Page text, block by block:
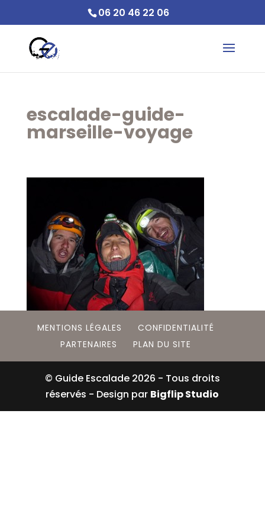
06 20 46 22 06
escalade-guide-
marseille-voyage
MENTIONS LÉGALES
CONFIDENTIALITÉ
PARTENAIRES
PLAN DU SITE
© Guide Escalade 2026 - Tous droits
réservés - Design par Bigflip Studio